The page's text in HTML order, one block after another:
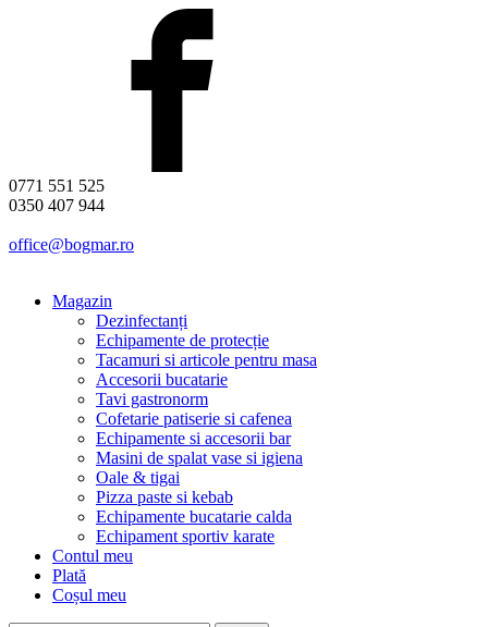
0771 551 525
0350 407 944
office@bogmar.ro
Magazin
Dezinfectanți
Echipamente de protecție
Tacamuri si articole pentru masa
Accesorii bucatarie
Tavi gastronorm
Cofetarie patiserie si cafenea
Echipamente si accesorii bar
Masini de spalat vase si igiena
Oale & tigai
Pizza paste si kebab
Echipamente bucatarie calda
Echipament sportiv karate
Contul meu
Plată
Coșul meu